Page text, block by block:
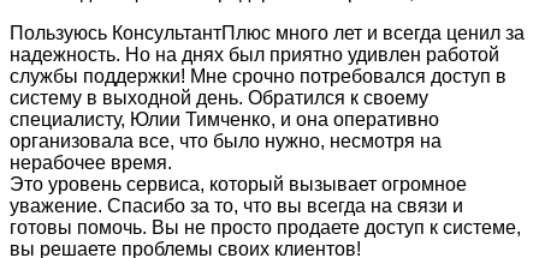
Пользуюсь КонсультантПлюс много лет и всегда ценил за
надежность. Но на днях был приятно удивлен работой
службы поддержки! Мне срочно потребовался доступ в
систему в выходной день. Обратился к своему
специалисту, Юлии Тимченко, и она оперативно
организовала все, что было нужно, несмотря на
нерабочее время.
Это уровень сервиса, который вызывает огромное
уважение. Спасибо за то, что вы всегда на связи и
готовы помочь. Вы не просто продаете доступ к системе,
вы решаете проблемы своих клиентов!